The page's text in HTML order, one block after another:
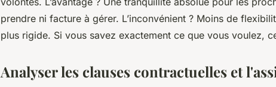
prendre ni facture à gérer. L’inconvénient ? Moins de
plus rigide. Si vous savez exactement ce que vous voulez,
Analyser les clauses contractuelles et